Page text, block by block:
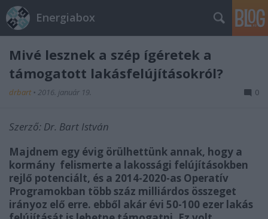
Energiabox
Mivé lesznek a szép ígéretek a
támogatott lakásfelújításokról?
drbart • 2016. január 19. 0
Szerző: Dr. Bart István
Majdnem egy évig örülhettünk annak, hogy a
kormány felismerte a lakossági felújításokben
rejlő potenciált, és a 2014-2020-as Operatív
Programokban több száz milliárdos összeget
irányoz elő erre. ebből akár évi 50-100 ezer lakás